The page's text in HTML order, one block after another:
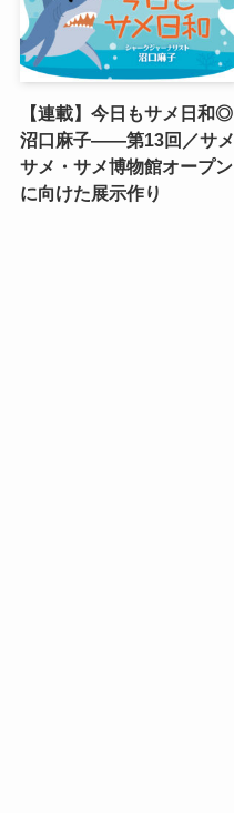
【連載】今日もサメ日和◎
沼口麻子——第13回／サメ
サメ・サメ博物館オープン
に向けた展示作り